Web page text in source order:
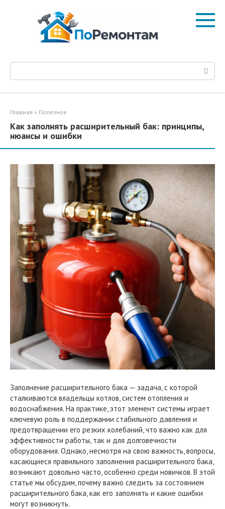
Поиск:
Главная » Полезное
Как заполнять расширительный бак: принципы,
нюансы и ошибки
Заполнение расширительного бака — задача, с которой
сталкиваются владельцы котлов, систем отопления и
водоснабжения. На практике, этот элемент системы играет
ключевую роль в поддержании стабильного давления и
предотвращении его резких колебаний, что важно как для
эффективности работы, так и для долговечности
оборудования. Однако, несмотря на свою важность, вопросы,
касающиеся правильного заполнения расширительного бака,
возникают довольно часто, особенно среди новичков. В этой
статье мы обсудим, почему важно следить за состоянием
расширительного бака, как его заполнять и какие ошибки
могут возникнуть.